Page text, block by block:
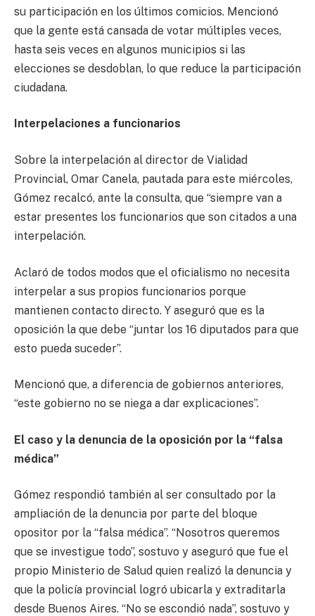
su participación en los últimos comicios. Mencionó
que la gente está cansada de votar múltiples veces,
hasta seis veces en algunos municipios si las
elecciones se desdoblan, lo que reduce la participación
ciudadana.
Interpelaciones a funcionarios
Sobre la interpelación al director de Vialidad
Provincial, Omar Canela, pautada para este miércoles,
Gómez recalcó, ante la consulta, que “siempre van a
estar presentes los funcionarios que son citados a una
interpelación.
Aclaró de todos modos que el oficialismo no necesita
interpelar a sus propios funcionarios porque
mantienen contacto directo. Y aseguró que es la
oposición la que debe “juntar los 16 diputados para que
esto pueda suceder”.
Mencionó que, a diferencia de gobiernos anteriores,
“este gobierno no se niega a dar explicaciones”.
El caso y la denuncia de la oposición por la “falsa
médica”
Gómez respondió también al ser consultado por la
ampliación de la denuncia por parte del bloque
opositor por la “falsa médica”. “Nosotros queremos
que se investigue todo”, sostuvo y aseguró que fue el
propio Ministerio de Salud quien realizó la denuncia y
que la policía provincial logró ubicarla y extraditarla
desde Buenos Aires. “No se escondió nada”, sostuvo y